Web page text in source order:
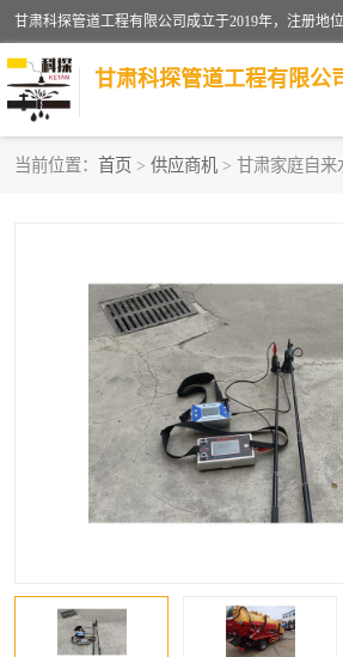
甘肃科探管道工程有限公
当前位置： 首页 > 供应商机 > 甘肃家庭自来
供热管道漏水
自来水管漏水 管道
高压车疏通清淤